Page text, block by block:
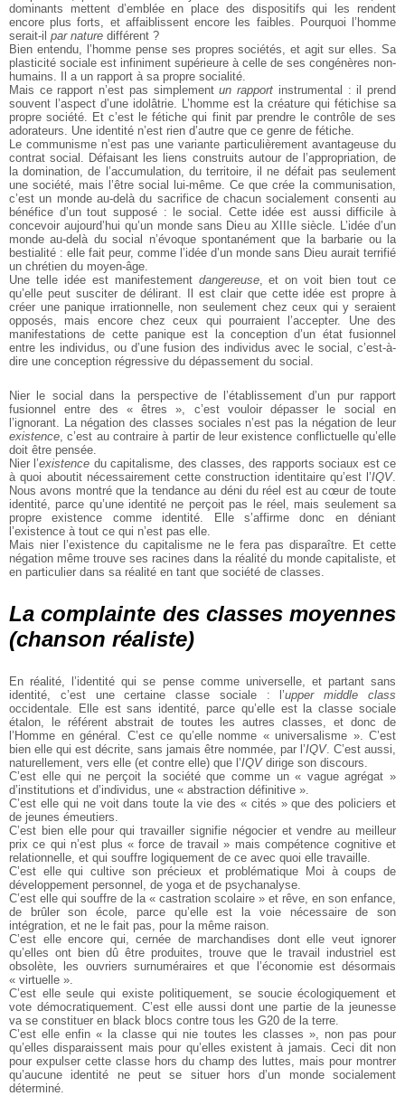
dominants mettent d’emblée en place des dispositifs qui les rendent
encore plus forts, et affaiblissent encore les faibles. Pourquoi l’homme
serait-il par nature différent ?
Bien entendu, l’homme pense ses propres sociétés, et agit sur elles. Sa
plasticité sociale est infiniment supérieure à celle de ses congénères non-
humains. Il a un rapport à sa propre socialité.
Mais ce rapport n’est pas simplementun rapport instrumental : il prend
souvent l’aspect d’une idolâtrie. L’homme est la créature qui fétichise sa
propre société. Et c’est le fétiche qui finit par prendre le contrôle de ses
adorateurs. Une identité n’est rien d’autre que ce genre de fétiche.
Le communisme n’est pas une variante particulièrement avantageuse du
contrat social. Défaisant les liens construits autour de l’appropriation, de
la domination, de l’accumulation, du territoire, il ne défait pas seulement
une société, mais l’être social lui-même. Ce que crée la communisation,
c’est un monde au-delà du sacrifice de chacun socialement consenti au
bénéfice d’un tout supposé : le social. Cette idée est aussi difficile à
concevoir aujourd’hui qu’un monde sans Dieu au XIIIe siècle. L’idée d’un
monde au-delà du social n’évoque spontanément que la barbarie ou la
bestialité : elle fait peur, comme l’idée d’un monde sans Dieu aurait terrifié
un chrétien du moyen-âge.
Une telle idée est manifestement dangereuse, et on voit bien tout ce
qu’elle peut susciter de délirant. Il est clair que cette idée est propre à
créer une panique irrationnelle, non seulement chez ceux qui y seraient
opposés, mais encore chez ceux qui pourraient l’accepter. Une des
manifestations de cette panique est la conception d’un état fusionnel
entre les individus, ou d’une fusion des individus avec le social, c’est-à-
dire une conception régressive du dépassement du social.
Nier le social dans la perspective de l’établissement d’un pur rapport
fusionnel entre des « êtres », c’est vouloir dépasser le social en
l’ignorant. La négation des classes sociales n’est pas la négation de leur
existence, c’est au contraire à partir de leur existence conflictuelle qu’elle
doit être pensée.
Nier l’existence du capitalisme, des classes, des rapports sociaux est ce
à quoi aboutit nécessairement cette construction identitaire qu’est l’IQV.
Nous avons montré que la tendance au déni du réel est au cœur de toute
identité, parce qu’une identité ne perçoit pas le réel, mais seulement sa
propre existence comme identité. Elle s’affirme donc en déniant
l’existence à tout ce qui n’est pas elle.
Mais nier l’existence du capitalisme ne le fera pas disparaître. Et cette
négation même trouve ses racines dans la réalité du monde capitaliste, et
en particulier dans sa réalité en tant que société de classes.
La complainte des classes moyennes
(chanson réaliste)
En réalité, l’identité qui se pense comme universelle, et partant sans
identité, c’est une certaine classe sociale : l’upper middle class
occidentale. Elle est sans identité, parce qu’elle est la classe sociale
étalon, le référent abstrait de toutes les autres classes, et donc de
l’Homme en général. C’est ce qu’elle nomme « universalisme ». C’est
bien elle qui est décrite, sans jamais être nommée, par l’IQV. C’est aussi,
naturellement, vers elle (et contre elle) que l’IQVdirige son discours.
C’est elle qui ne perçoit la société que comme un « vague agrégat »
d’institutions et d’individus, une « abstraction définitive ».
C’est elle qui ne voit dans toute la vie des « cités » que des policiers et
de jeunes émeutiers.
C’est bien elle pour qui travailler signifie négocier et vendre au meilleur
prix ce qui n’est plus « force de travail » mais compétence cognitive et
relationnelle, et qui souffre logiquement de ce avec quoi elle travaille.
C’est elle qui cultive son précieux et problématique Moi à coups de
développement personnel, de yoga et de psychanalyse.
C’est elle qui souffre de la « castration scolaire » et rêve, en son enfance,
de brûler son école, parce qu’elle est la voie nécessaire de son
intégration, et ne le fait pas, pour la même raison.
C’est elle encore qui, cernée de marchandises dont elle veut ignorer
qu’elles ont bien dû être produites, trouve que le travail industriel est
obsolète, les ouvriers surnuméraires et que l’économie est désormais
« virtuelle ».
C’est elle seule qui existe politiquement, se soucie écologiquement et
vote démocratiquement. C’est elle aussi dont une partie de la jeunesse
va se constituer en black blocs contre tous les G20 de la terre.
C’est elle enfin « la classe qui nie toutes les classes », non pas pour
qu’elles disparaissent mais pour qu’elles existent à jamais.
Ceci dit non
pour expulser cette classe hors du champ des luttes, mais pour montrer
qu’aucune identité ne peut se situer hors d’un monde socialement
déterminé.